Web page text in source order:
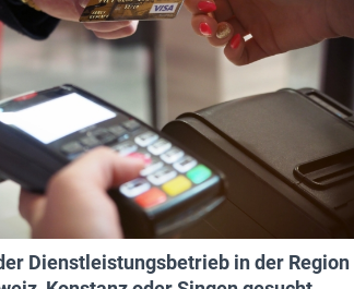
Dienstleistungsbetrieb in der Region